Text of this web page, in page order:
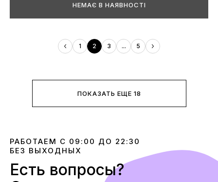
НЕМАЄ В НАЯВНОСТІ
1 2 3 ... 5
ПОКАЗАТЬ ЕЩЕ 18
РАБОТАЕМ С 09:00 ДО 22:30
БЕЗ ВЫХОДНЫХ
Есть вопросы?